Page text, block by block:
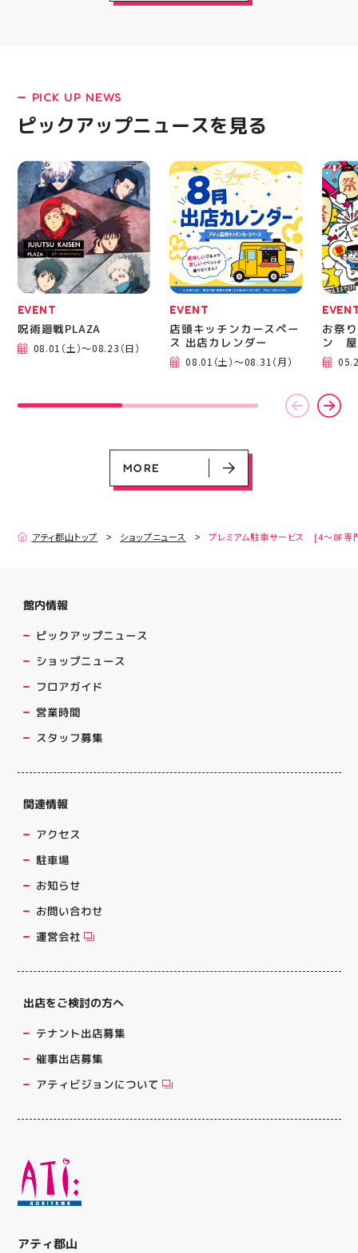
LATEST!
ピックアップニュース
EVENT
EVENT
店頭キッチンカースペース 出店カ
08.01（土）～08.31（月）
EVENT
お祭りBBQビアガーデン 屋上で好
05.21（木）～09.27（日）
CAMPAIGN
ヨドバシカメラ 平日限定1時間駐
CAMPAIGN
プレミアム駐車サービス [4～8F
PICK UP NEWS
ピックアップニュースを見る
EVENT
呪術廻戦PLAZA
08.01（土）～08.23（日）
EVENT
店頭キッチンカースペー
ス 出店カレンダー
08.01（土）～08.31（月）
お祭
ン 屋
MORE
アティ郡山トップ ショップニュース プレミアム駐車サービス [4～8F専
アティ郡山
館内情報
ピックアップニュース
ショップニュース
フロアガイド
営業時間
スタッフ募集
関連情報
アクセス
駐車場
お知らせ
お問い合わせ
運営会社
出店をご検討の方へ
テナント出店募集
催事出店募集
アティビジョンについて